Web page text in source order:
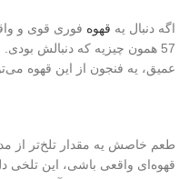
اگه دنبال یه قهوه
57 همون چیزیه که دنبالش
عمیق، یه فنجون از این قهوه
طعم خاصش یه مقدار تلخ‌تر از
قهوه‌ای واقعی باشی، این